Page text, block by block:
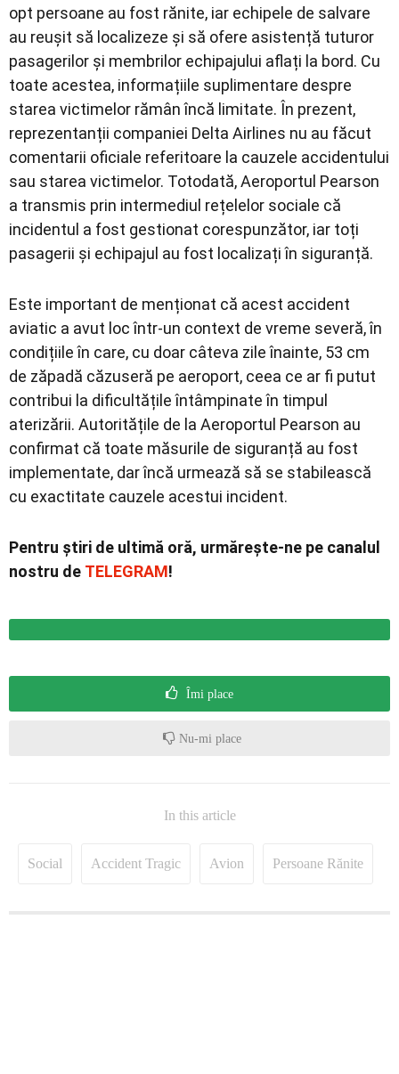
opt persoane au fost rănite, iar echipele de salvare
au reușit să localizeze și să ofere asistență tuturor
pasagerilor și membrilor echipajului aflați la bord. Cu
toate acestea, informațiile suplimentare despre
starea victimelor rămân încă limitate. În prezent,
reprezentanții companiei Delta Airlines nu au făcut
comentarii oficiale referitoare la cauzele accidentului
sau starea victimelor. Totodată, Aeroportul Pearson
a transmis prin intermediul rețelelor sociale că
incidentul a fost gestionat corespunzător, iar toți
pasagerii și echipajul au fost localizați în siguranță.
Este important de menționat că acest accident
aviatic a avut loc într-un context de vreme severă, în
condițiile în care, cu doar câteva zile înainte, 53 cm
de zăpadă căzuseră pe aeroport, ceea ce ar fi putut
contribui la dificultățile întâmpinate în timpul
aterizării. Autoritățile de la Aeroportul Pearson au
confirmat că toate măsurile de siguranță au fost
implementate, dar încă urmează să se stabilească
cu exactitate cauzele acestui incident.
Pentru știri de ultimă oră, urmărește-ne pe canalul
nostru de TELEGRAM!
Îmi place
Nu-mi place
In this article
Social Accident Tragic Avion Persoane Rănite